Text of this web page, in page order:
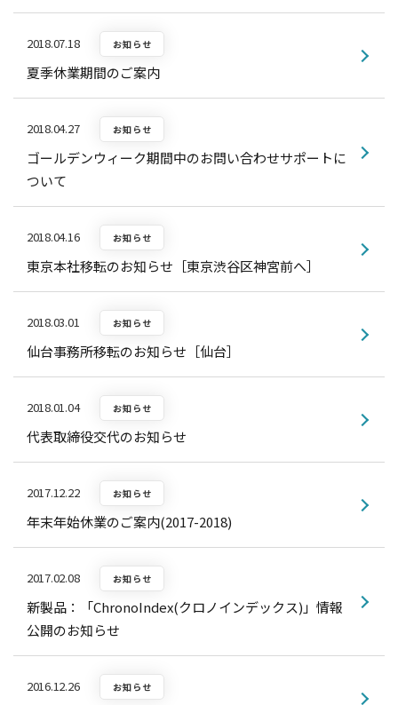
2018.07.18 お知らせ
夏季休業期間のご案内
2018.04.27 お知らせ
ゴールデンウィーク期間中のお問い合わせサポートに
ついて
2018.04.16 お知らせ
東京本社移転のお知らせ［東京渋谷区神宮前へ］
2018.03.01 お知らせ
仙台事務所移転のお知らせ［仙台］
2018.01.04 お知らせ
代表取締役交代のお知らせ
2017.12.22 お知らせ
年末年始休業のご案内(2017-2018)
2017.02.08 お知らせ
新製品：「ChronoIndex(クロノインデックス)」情報
公開のお知らせ
2016.12.26 お知らせ